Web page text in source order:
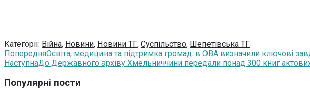
Категорії: Війна, Новини, Новини ТГ, Суспільство, Шепетівська ТГ
ПопередняОсвіта, медицина та підтримка громад: в ОВА визначили ключові
НаступнаДо Державного архіву Хмельниччини передали понад 300 книг актових
Популярні пости